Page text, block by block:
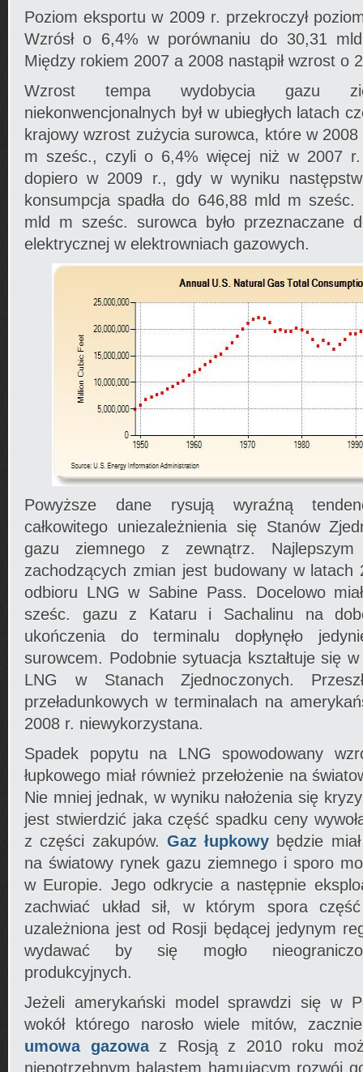
Poziom eksportu w 2009 r. przekroczył
Wzrósł o 6,4% w porównaniu do 30,31
Między rokiem 2007 a 2008 nastąpił wzrost o
Wzrost tempa wydobycia gazu
niekonwencjonalnych był w ubiegłych latach
krajowy wzrost zużycia surowca, które w 2008
m sześc., czyli o 6,4% więcej niż w 2007 r.
dopiero w 2009 r., gdy w wyniku
konsumpcja spadła do 646,88 mld m
mld m sześc. surowca było przeznaczane
elektrycznej w elektrowniach gazowych.
Powyższe dane rysują wyraźną
całkowitego uniezależnienia się Stanów
gazu ziemnego z zewnątrz. Najlepszym
zachodzących zmian jest budowany w latach
odbioru LNG w Sabine Pass. Docelowo
sześc. gazu z Kataru i Sachalinu na
ukończenia do terminalu dopłynęło
surowcem. Podobnie sytuacja kształtuje się
LNG w Stanach Zjednoczonych.
przeładunkowych w terminalach na
2008 r. niewykorzystana.
Spadek popytu na LNG spowodowany
łupkowego miał również przełożenie na
Nie mniej jednak, w wyniku nałożenia się
jest stwierdzić jaka część spadku ceny
z części zakupów. Gaz łupkowy będzie
na światowy rynek gazu ziemnego i sporo
w Europie. Jego odkrycie a następnie
zachwiać układ sił, w którym spora
uzależniona jest od Rosji będącej jedynym
wydawać by się mogło
produkcyjnych.
Jeżeli amerykański model sprawdzi się w
wokół którego narosło wiele mitów,
umowa gazowaz Rosją z 2010 roku
niepotrzebnym balastem hamującym rozwój